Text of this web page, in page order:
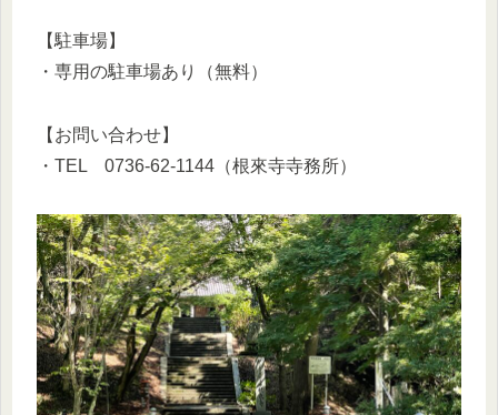
【駐車場】
・専用の駐車場あり（無料）
【お問い合わせ】
・TEL 0736-62-1144（根來寺寺務所）